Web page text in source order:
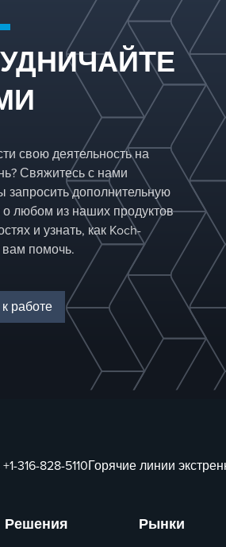
оборудования,
разработанного
для снижения
потенциала
загрязнения.
свою деятельность на
Свяжитесь с нами
запросить дополнительную
любом из наших продуктов
и узнать, как Koch-
помочь.
работе
+1-316-828-5110Горячие линии
Решения Рынки